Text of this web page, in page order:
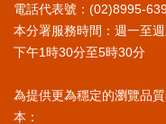
電話代表號：(02)8995-
本分署服務時間：週一至
下午1時30分至5時30分
為提供更為穩定的瀏覽品
本：